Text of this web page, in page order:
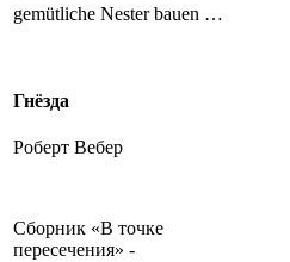
gemütliche Nester bauen …
Гнёзда
Роберт Вебер
Сборник «В точке
пересечения» -